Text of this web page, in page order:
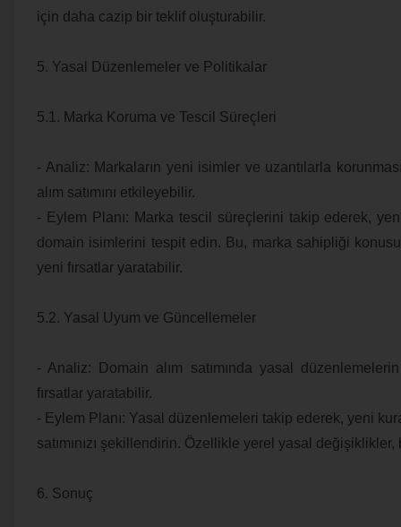
için daha cazip bir teklif oluşturabilir.
5. Yasal Düzenlemeler ve Politikalar
5.1. Marka Koruma ve Tescil Süreçleri
- Analiz: Markaların yeni isimler ve uzantılarla
alım satımını etkileyebilir.
- Eylem Planı: Marka tescil süreçlerini takip ederek,
domain isimlerini tespit edin. Bu, marka sahipliği
yeni fırsatlar yaratabilir.
5.2. Yasal Uyum ve Güncellemeler
- Analiz: Domain alım satımında yasal
fırsatlar yaratabilir.
- Eylem Planı: Yasal düzenlemeleri takip ederek, yeni
satımınızı şekillendirin. Özellikle yerel yasal
6. Sonuç